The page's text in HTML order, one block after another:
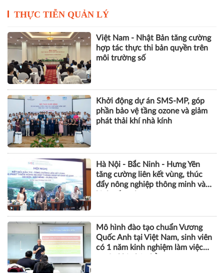
TikTok Creator Spotlight: Giới
lượng cao tại Việt Nam
THỰC TIỄN QUẢN LÝ
Việt Nam - Nhật Bản tăng cường
hợp tác thực thi bản quyền trên
môi trường số
Khởi động dự án SMS-MP, góp
phần bảo vệ tầng ozone và giảm
phát thải khí nhà kính
Hà Nội - Bắc Ninh - Hưng Yên
tăng cường liên kết vùng, thúc
đẩy nông nghiệp thông minh và